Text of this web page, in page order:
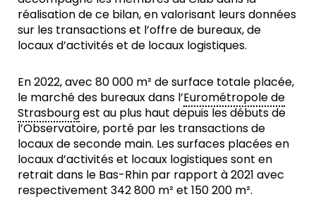
réalisation de ce bilan, en valorisant leurs données
sur les transactions et l’offre de bureaux, de
locaux d’activités et de locaux logistiques.
En 2022, avec 80 000 m² de surface totale placée,
le marché des bureaux dans l’Eurométropole de
Strasbourgest au plus haut depuis les débuts de
l’Observatoire, porté par les transactions de
locaux de seconde main. Les surfaces placées en
locaux d’activités et locaux logistiques sont en
retrait dans le Bas-Rhin par rapport à 2021 avec
respectivement 342 800 m² et 150 200 m².